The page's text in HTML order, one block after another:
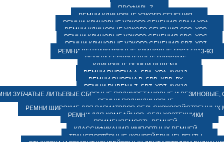
ПРОФИЛЬ Z
РЕМНИ КЛИНОВЫЕ УЗКОГО СЕЧЕНИЯ
РЕМНИ КЛИНОВЫЕ УЗКОГО СЕЧЕНИЯ SPA И XPA
РЕМНИ КЛИНОВЫЕ УЗКОГО СЕЧЕНИЯ SPB, XPB
РЕМНИ КЛИНОВЫЕ УЗКОГО СЕЧЕНИЯ SPC, XPC
РЕМНИ КЛИНОВЫЕ УЗКОГО СЕЧЕНИЯ SPZ, XPZ
РЕМНИ ВЕНТИЛЯТОРНЫЕ КЛИНОВЫЕ ГОСТ 5813-93
РЕМНИ БЕСКОНЕЧНЫЕ ПЛОСКИЕ
КЛИНОВЫЕ РЕМНИ RUBENA
РЕМНИ RUBENA А, SPA, XPA, AVX13
РЕМНИ RUBENA В, SPВ, ХPВ, ВХ
РЕМНИ RUBENA Z, SPZ, XPZ, AVX10
ЗУБЧАТЫЕ ЛИТЬЕВЫЕ СБОРНЫЕ ПОЛИУРЕТАНОВЫЕ И РЕЗИНОВЫЕ,
РЕМНИ ПОЛИКЛИНОВЫЕ
РЕМНИ ШИРОКИЕ ДЛЯ ВАРИАТОРОВ СЕЛЬСКОХОЗЯЙСТВЕННЫХ
РЕМНИ ДЛЯ КОМБАЙНОВ, СЕЛЬХОЗТЕХНИКИ
ПРИМЕНЯЕМОСТЬ РЕМНЕЙ
КЛАССИФИКАЦИЯ ИМПОРТНЫХ РЕМНЕЙ
ТРАНСПОРТЁРНЫЕ (КОНВЕЙЕРНЫЕ) ЛЕНТЫ